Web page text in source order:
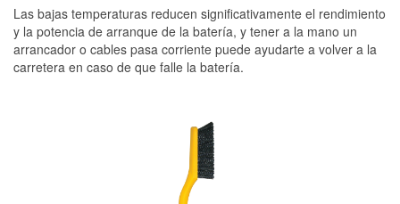
Las bajas temperaturas reducen significativamente el rendimiento
y la potencia de arranque de la batería, y tener a la mano un
arrancador o cables pasa corriente puede ayudarte a volver a la
carretera en caso de que falle la batería.